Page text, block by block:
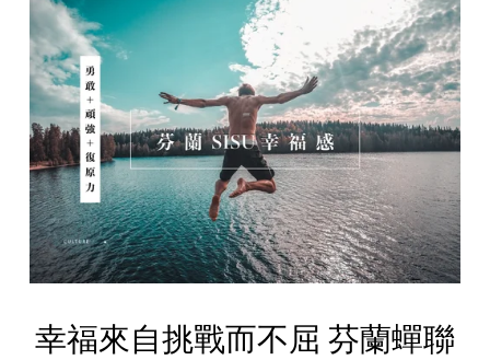
幸福來自挑戰而不屈 芬蘭蟬聯